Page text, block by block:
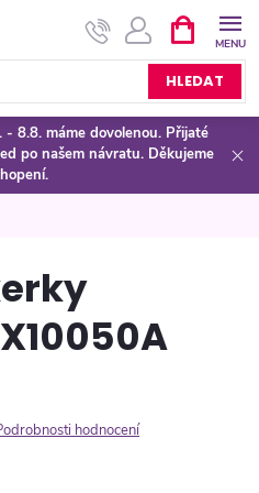
HLEDAT
NÁKUPNÍ
KOŠÍK
8.8. máme dovolenou. Přijaté
po našem návratu. Děkujeme
hodnocení